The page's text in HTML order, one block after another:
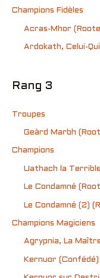
Champions Fidèles
Acras-Mhor
Ardokath, Celui-
Rang 3
Troupes
Geàrd Marbh
Champions
Uathach la
Le Condamné
Le Condamné (2)
Champions Magiciens
Agrypnia, La
Kernuor (Confédé)